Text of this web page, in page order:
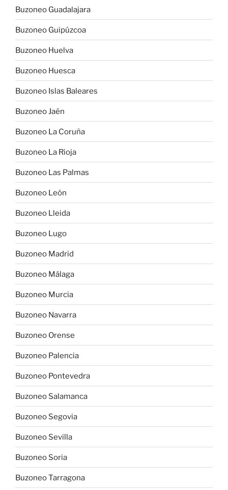
Buzoneo Guadalajara
Buzoneo Guipúzcoa
Buzoneo Huelva
Buzoneo Huesca
Buzoneo Islas Baleares
Buzoneo Jaén
Buzoneo La Coruña
Buzoneo La Rioja
Buzoneo Las Palmas
Buzoneo León
Buzoneo Lleida
Buzoneo Lugo
Buzoneo Madrid
Buzoneo Málaga
Buzoneo Murcia
Buzoneo Navarra
Buzoneo Orense
Buzoneo Palencia
Buzoneo Pontevedra
Buzoneo Salamanca
Buzoneo Segovia
Buzoneo Sevilla
Buzoneo Soria
Buzoneo Tarragona